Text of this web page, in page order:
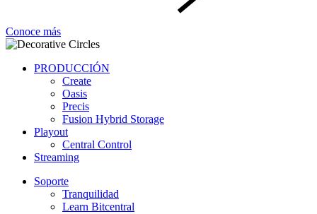
Conoce más
PRODUCCIÓN
Create
Oasis
Precis
Fusion Hybrid Storage
Playout
Central Control
Streaming
Soporte
Tranquilidad
Learn Bitcentral